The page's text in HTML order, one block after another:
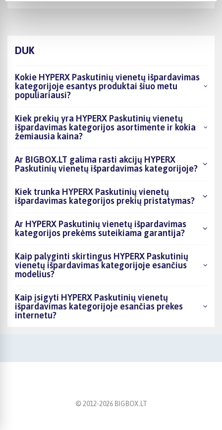
DUK
Kokie HYPERX Paskutinių vienetų išpardavimas
kategorijoje esantys produktai šiuo metu
populiariausi?
Kiek prekių yra HYPERX Paskutinių vienetų
išpardavimas kategorijos asortimente ir kokia
žemiausia kaina?
Ar BIGBOX.LT galima rasti akcijų HYPERX
Paskutinių vienetų išpardavimas kategorijoje?
Kiek trunka HYPERX Paskutinių vienetų
išpardavimas kategorijos prekių pristatymas?
Ar HYPERX Paskutinių vienetų išpardavimas
kategorijos prekėms suteikiama garantija?
Kaip palyginti skirtingus HYPERX Paskutinių
vienetų išpardavimas kategorijoje esančius
modelius?
Kaip įsigyti HYPERX Paskutinių vienetų
išpardavimas kategorijoje esančias prekes
internetu?
© 2012-2026BIGBOX.LT